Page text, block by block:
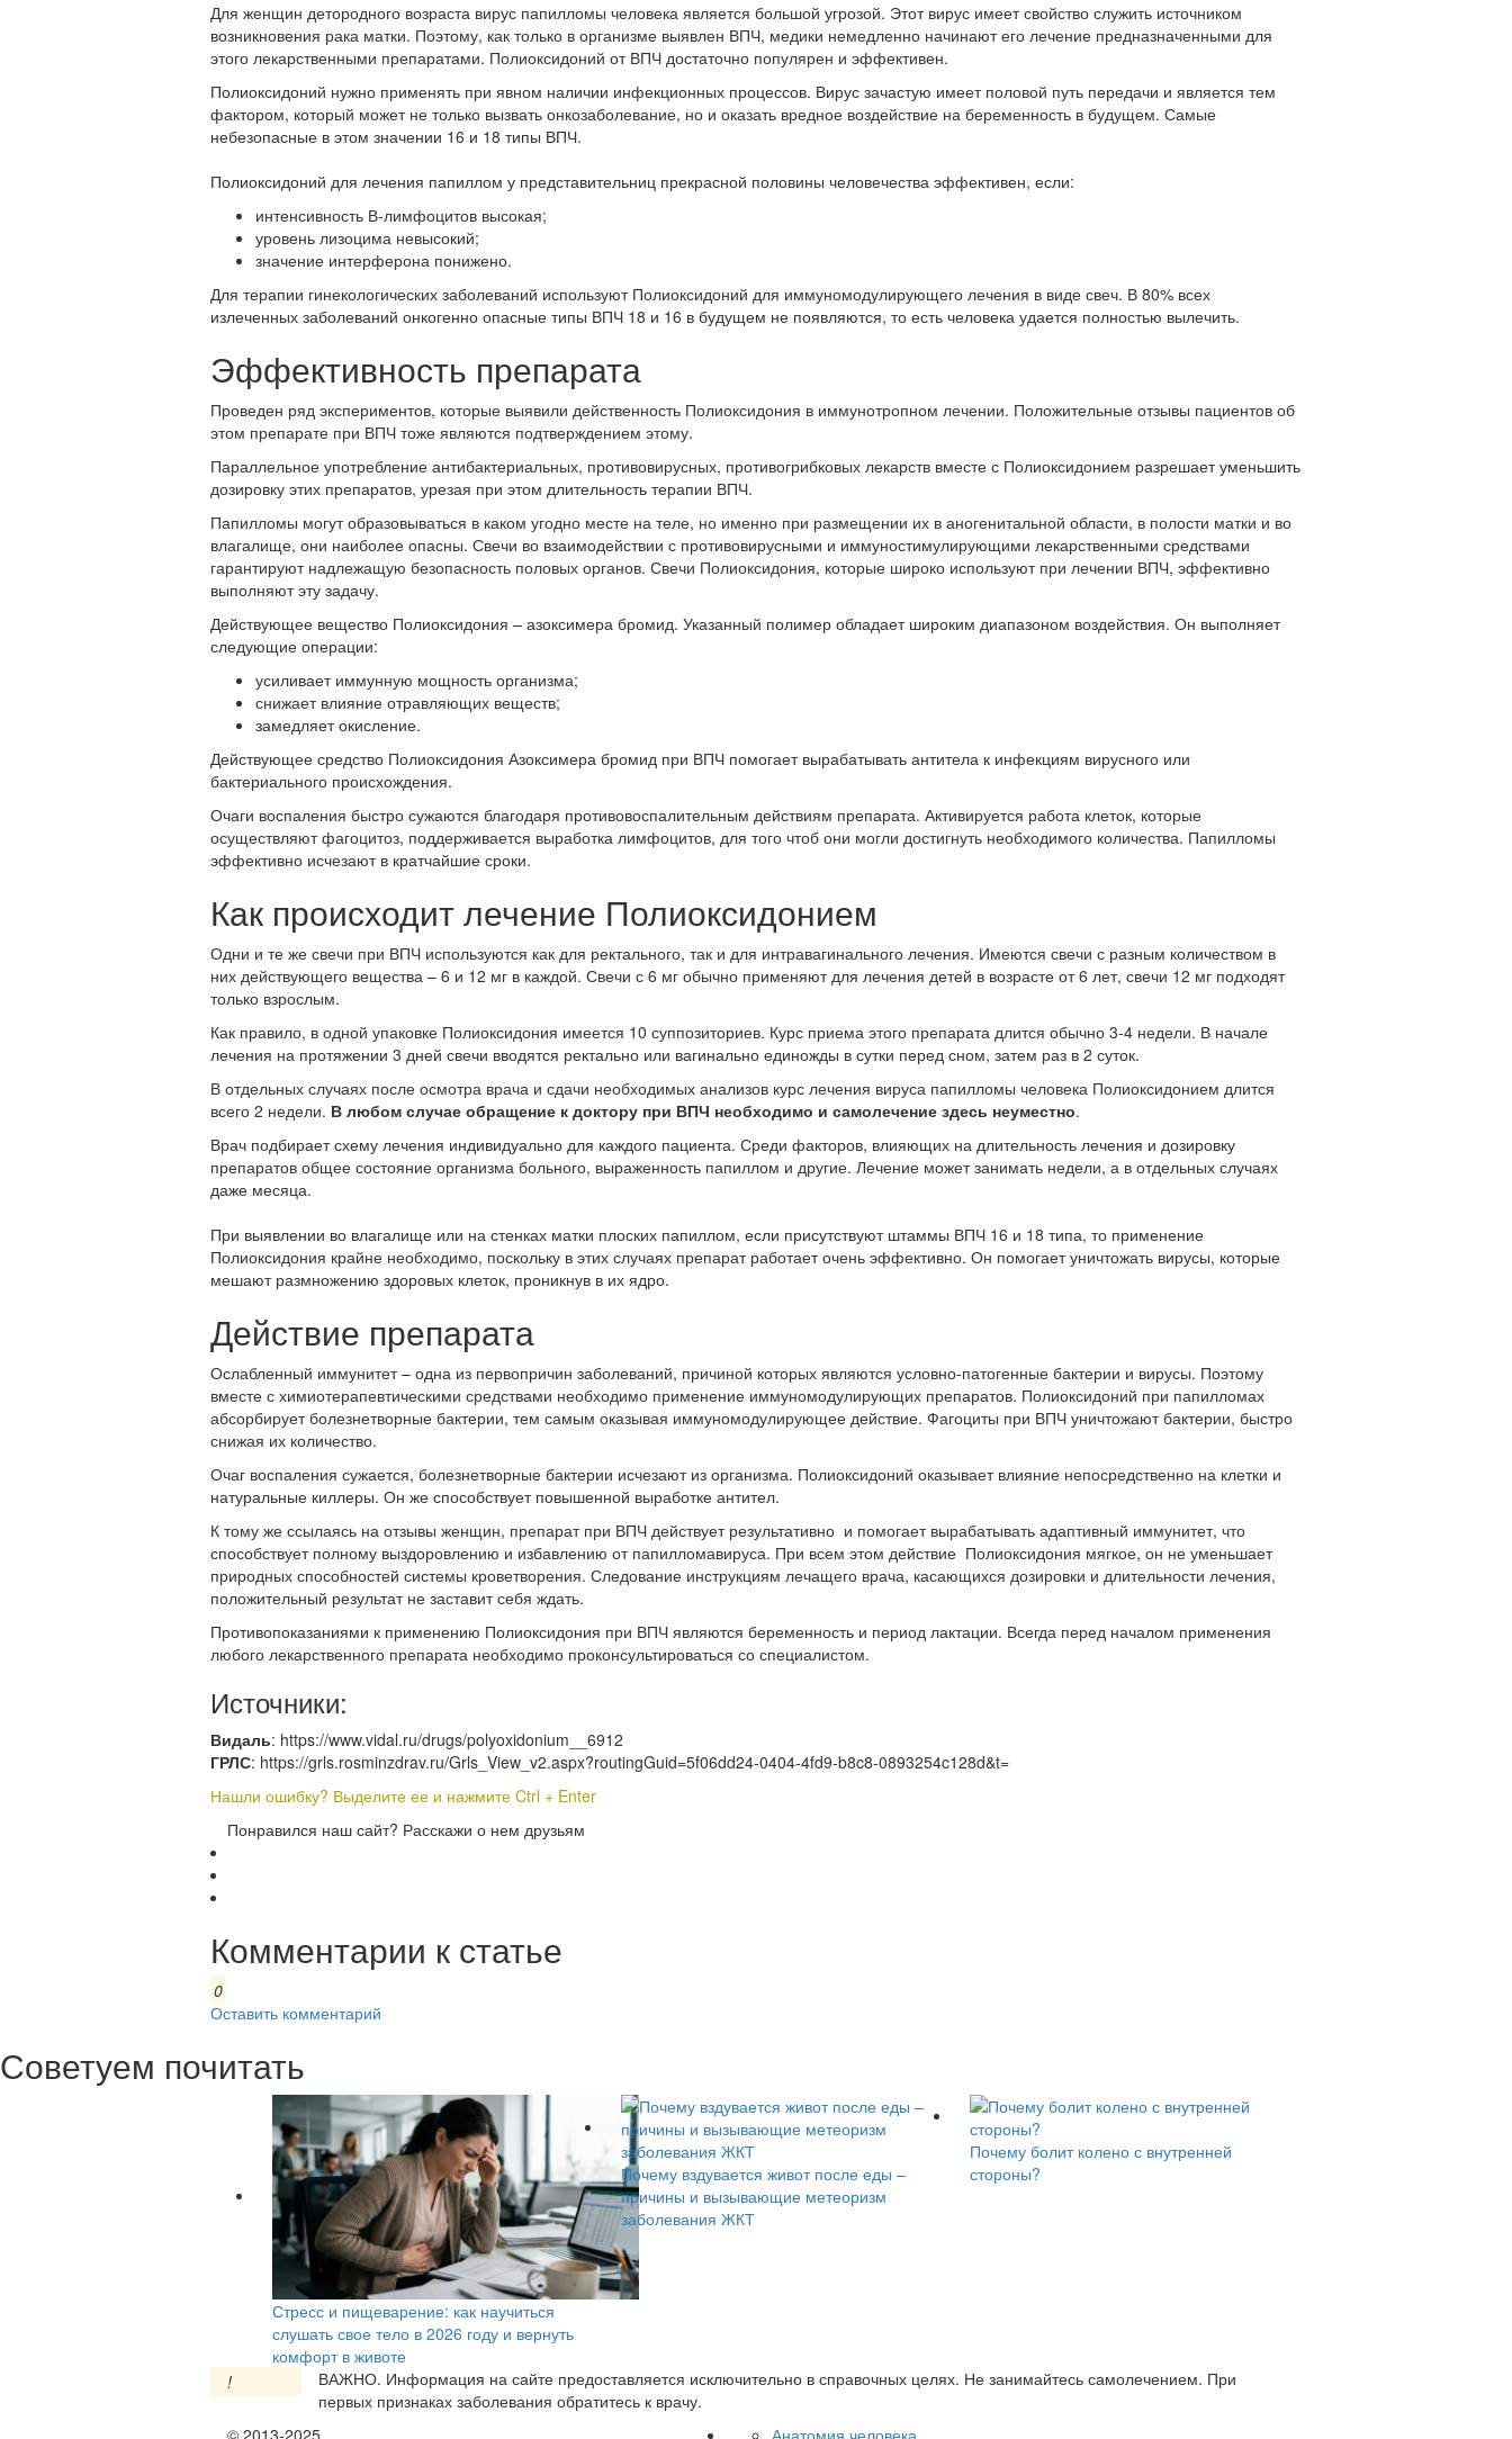
Для женщин детородного возраста вирус папилломы человека является большой угрозой. Этот вирус имеет свойство служить источником
возникновения рака матки. Поэтому, как только в организме выявлен ВПЧ, медики немедленно начинают его лечение предназначенными для
этого лекарственными препаратами. Полиоксидоний от ВПЧ достаточно популярен и эффективен.
Полиоксидоний нужно применять при явном наличии инфекционных процессов. Вирус зачастую имеет половой путь передачи и является тем
фактором, который может не только вызвать онкозаболевание, но и оказать вредное воздействие на беременность в будущем. Самые
небезопасные в этом значении 16 и 18 типы ВПЧ.
Полиоксидоний для лечения папиллом у представительниц прекрасной половины человечества эффективен, если:
интенсивность В-лимфоцитов высокая;
уровень лизоцима невысокий;
значение интерферона понижено.
Для терапии гинекологических заболеваний используют Полиоксидоний для иммуномодулирующего лечения в виде свеч. В 80% всех
излеченных заболеваний онкогенно опасные типы ВПЧ 18 и 16 в будущем не появляются, то есть человека удается полностью вылечить.
Эффективность препарата
Проведен ряд экспериментов, которые выявили действенность Полиоксидония в иммунотропном лечении. Положительные отзывы пациентов об
этом препарате при ВПЧ тоже являются подтверждением этому.
Параллельное употребление антибактериальных, противовирусных, противогрибковых лекарств вместе с Полиоксидонием разрешает уменьшить
дозировку этих препаратов, урезая при этом длительность терапии ВПЧ.
Папилломы могут образовываться в каком угодно месте на теле, но именно при размещении их в аногенитальной области, в полости матки и во
влагалище, они наиболее опасны. Свечи во взаимодействии с противовирусными и иммуностимулирующими лекарственными средствами
гарантируют надлежащую безопасность половых органов. Свечи Полиоксидония, которые широко используют при лечении ВПЧ, эффективно
выполняют эту задачу.
Действующее вещество Полиоксидония – азоксимера бромид. Указанный полимер обладает широким диапазоном воздействия. Он выполняет
следующие операции:
усиливает иммунную мощность организма;
снижает влияние отравляющих веществ;
замедляет окисление.
Действующее средство Полиоксидония Азоксимера бромид при ВПЧ помогает вырабатывать антитела к инфекциям вирусного или
бактериального происхождения.
Очаги воспаления быстро сужаются благодаря противовоспалительным действиям препарата. Активируется работа клеток, которые
осуществляют фагоцитоз, поддерживается выработка лимфоцитов, для того чтоб они могли достигнуть необходимого количества. Папилломы
эффективно исчезают в кратчайшие сроки.
Как происходит лечение Полиоксидонием
Одни и те же свечи при ВПЧ используются как для ректального, так и для интравагинального лечения. Имеются свечи с разным количеством в
них действующего вещества – 6 и 12 мг в каждой. Свечи с 6 мг обычно применяют для лечения детей в возрасте от 6 лет, свечи 12 мг подходят
только взрослым.
Как правило, в одной упаковке Полиоксидония имеется 10 суппозиториев. Курс приема этого препарата длится обычно 3-4 недели. В начале
лечения на протяжении 3 дней свечи вводятся ректально или вагинально единожды в сутки перед сном, затем раз в 2 суток.
В отдельных случаях после осмотра врача и сдачи необходимых анализов курс лечения вируса папилломы человека Полиоксидонием длится
всего 2 недели. В любом случае обращение к доктору при ВПЧ необходимо и самолечение здесь неуместно.
Врач подбирает схему лечения индивидуально для каждого пациента. Среди факторов, влияющих на длительность лечения и дозировку
препаратов общее состояние организма больного, выраженность папиллом и другие. Лечение может занимать недели, а в отдельных случаях
даже месяца.
При выявлении во влагалище или на стенках матки плоских папиллом, если присутствуют штаммы ВПЧ 16 и 18 типа, то применение
Полиоксидония крайне необходимо, поскольку в этих случаях препарат работает очень эффективно. Он помогает уничтожать вирусы, которые
мешают размножению здоровых клеток, проникнув в их ядро.
Действие препарата
Ослабленный иммунитет – одна из первопричин заболеваний, причиной которых являются условно-патогенные бактерии и вирусы. Поэтому
вместе с химиотерапевтическими средствами необходимо применение иммуномодулирующих препаратов. Полиоксидоний при папилломах
абсорбирует болезнетворные бактерии, тем самым оказывая иммуномодулирующее действие. Фагоциты при ВПЧ уничтожают бактерии, быстро
снижая их количество.
Очаг воспаления сужается, болезнетворные бактерии исчезают из организма. Полиоксидоний оказывает влияние непосредственно на клетки и
натуральные киллеры. Он же способствует повышенной выработке антител.
К тому же ссылаясь на отзывы женщин, препарат при ВПЧ действует результативно и помогает вырабатывать адаптивный иммунитет, что
способствует полному выздоровлению и избавлению от папилломавируса. При всем этом действие Полиоксидония мягкое, он не уменьшает
природных способностей системы кроветворения. Следование инструкциям лечащего врача, касающихся дозировки и длительности лечения,
положительный результат не заставит себя ждать.
Противопоказаниями к применению Полиоксидония при ВПЧ являются беременность и период лактации. Всегда перед началом применения
любого лекарственного препарата необходимо проконсультироваться со специалистом.
Источники:
Видаль: https://www.vidal.ru/drugs/polyoxidonium__6912
ГРЛС: https://grls.rosminzdrav.ru/Grls_View_v2.aspx?routingGuid=5f06dd24-0404-4fd9-b8c8-0893254c128d&t=
Нашли ошибку? Выделите ее и нажмите Ctrl + Enter
Понравился наш сайт? Расскажи о нем друзьям
Комментарии к статье
0
Оставить комментарий
Советуем почитать
Стресс и пищеварение: как научиться
слушать свое тело в 2026 году и вернуть
комфорт в животе
Почему вздувается живот после еды –
причины и вызывающие метеоризм
заболевания ЖКТ
Почему болит колено с внутренней
стороны?
! ВАЖНО. Информация на сайте предоставляется исключительно в справочных целях. Не занимайтесь самолечением. При
первых признаках заболевания обратитесь к врачу.
© 2013-2025
Анатомия человека